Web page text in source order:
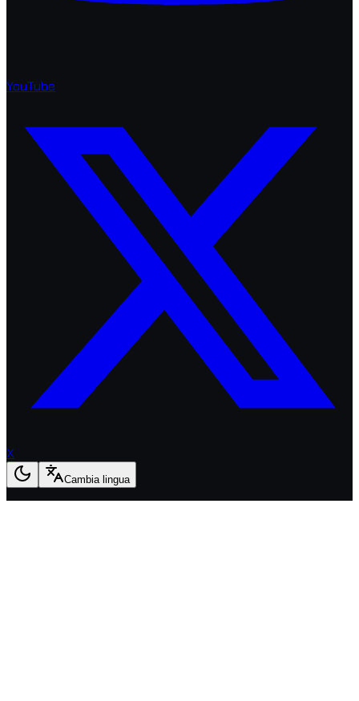
YouTube
X
Cambia lingua